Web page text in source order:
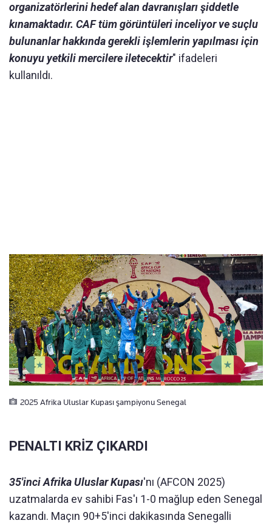
organizatörlerini hedef alan davranışları şiddetle
kınamaktadır. CAF tüm görüntüleri inceliyor ve suçlu
bulunanlar hakkında gerekli işlemlerin yapılması için
konuyu yetkili mercilere iletecektir" ifadeleri
kullanıldı.
2025 Afrika Uluslar Kupası şampiyonu Senegal
PENALTI KRİZ ÇIKARDI
35'inci Afrika Uluslar Kupası'nı (AFCON 2025)
uzatmalarda ev sahibi Fas'ı 1-0 mağlup eden Senegal
kazandı. Maçın 90+5'inci dakikasında Senegalli